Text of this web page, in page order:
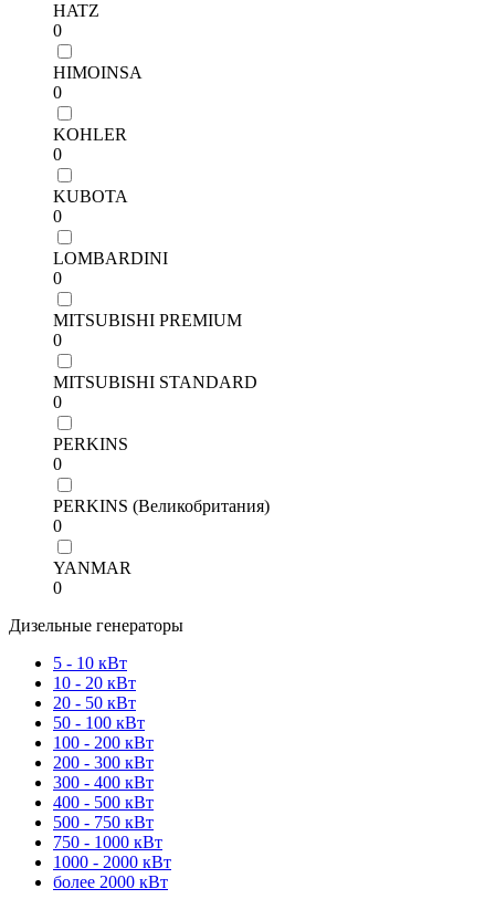
HATZ
0
HIMOINSA
0
KOHLER
0
KUBOTA
0
LOMBARDINI
0
MITSUBISHI PREMIUM
0
MITSUBISHI STANDARD
0
PERKINS
0
PERKINS (Великобритания)
0
YANMAR
0
Дизельные генераторы
5 - 10 кВт
10 - 20 кВт
20 - 50 кВт
50 - 100 кВт
100 - 200 кВт
200 - 300 кВт
300 - 400 кВт
400 - 500 кВт
500 - 750 кВт
750 - 1000 кВт
1000 - 2000 кВт
более 2000 кВт